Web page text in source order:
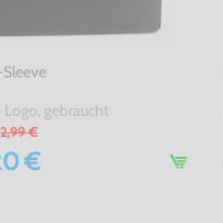
gebraucht
2,99 €
€